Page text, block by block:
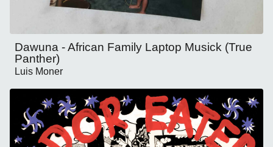
Dawuna - African Family Laptop Musick (True
Panther)
Luis Moner